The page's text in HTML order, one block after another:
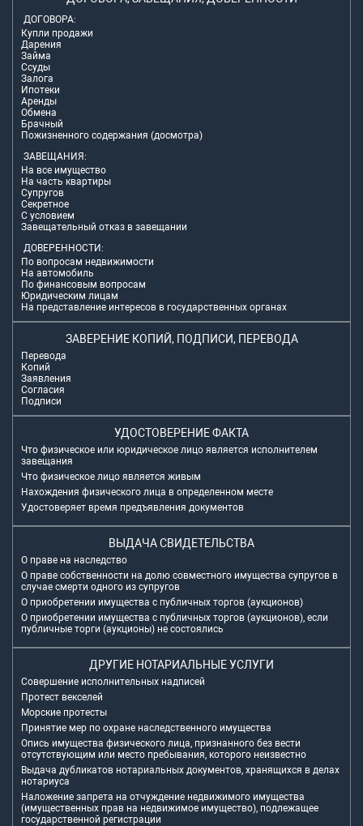
ДОГОВОРА:
Купли продажи
Дарения
Займа
Ссуды
Залога
Ипотеки
Аренды
Обмена
Брачный
Пожизненного содержания (досмотра)
ЗАВЕЩАНИЯ:
На все имущество
На часть квартиры
Супругов
Секретное
С условием
Завещательный отказ в завещании
ДОВЕРЕННОСТИ:
По вопросам недвижимости
На автомобиль
По финансовым вопросам
Юридическим лицам
На представление интересов в государственных органах
ЗАВЕРЕНИЕ КОПИЙ, ПОДПИСИ, ПЕРЕВОДА
Перевода
Копий
Заявления
Согласия
Подписи
УДОСТОВЕРЕНИЕ ФАКТА
Что физическое или юридическое лицо является исполнителем
завещания
Что физическое лицо является живым
Нахождения физического лица в определенном месте
Удостоверяет время предъявления документов
ВЫДАЧА СВИДЕТЕЛЬСТВА
О праве на наследство
О праве собственности на долю совместного имущества супругов в
случае смерти одного из супругов
О приобретении имущества с публичных торгов (аукционов)
О приобретении имущества с публичных торгов (аукционов), если
публичные торги (аукционы) не состоялись
ДРУГИЕ НОТАРИАЛЬНЫЕ УСЛУГИ
Совершение исполнительных надписей
Протест векселей
Морские протесты
Принятие мер по охране наследственного имущества
Опись имущества физического лица, признанного без вести
отсутствующим или место пребывания, которого неизвестно
Выдача дубликатов нотариальных документов, хранящихся в делах
нотариуса
Наложение запрета на отчуждение недвижимого имущества
(имущественных прав на недвижимое имущество), подлежащее
государственной регистрации